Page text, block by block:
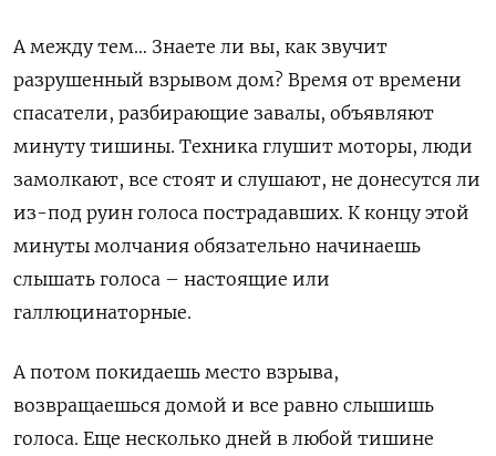
А между тем… Знаете ли вы, как звучит
разрушенный взрывом дом? Время от времени
спасатели, разбирающие завалы, объявляют
минуту тишины. Техника глушит моторы, люди
замолкают, все стоят и слушают, не донесутся ли
из-под руин голоса пострадавших. К концу этой
минуты молчания обязательно начинаешь
слышать голоса – настоящие или
галлюцинаторные.
А потом покидаешь место взрыва,
возвращаешься домой и все равно слышишь
голоса. Еще несколько дней в любой тишине